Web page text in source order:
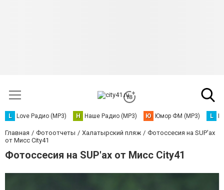
L Love Радио (MP3) Н Наше Радио (MP3) Ю Юмор ФМ (MP3) L
Главная Фотоотчеты Халатырский пляж
Фотоссесия на SUP'ах
от Мисс City41
Фотоссесия на SUP'ах от Мисс City41